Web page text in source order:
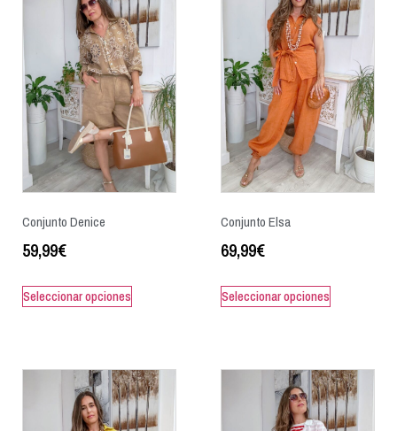
Conjunto Denice
59,99€
Seleccionar opciones
Conjunto Elsa
69,99€
Seleccionar opciones